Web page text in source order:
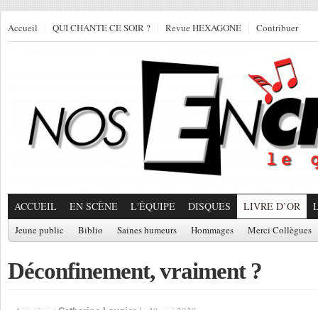
Accueil QUI CHANTE CE SOIR ? Revue HEXAGONE Contribuer
ACCUEIL EN SCÈNE L'ÉQUIPE DISQUES LIVRE D’OR
Jeune public Biblio Saines humeurs Hommages Merci Collègues
Déconfinement, vraiment ?